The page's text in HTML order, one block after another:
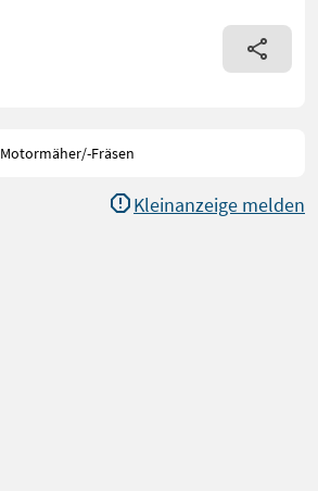
Motormäher/-Fräsen
Kleinanzeige melden